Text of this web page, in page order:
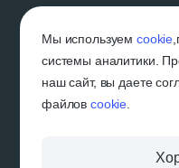
Мы используемcookie
системы аналитики.
наш сайт, вы даете
файловcookie